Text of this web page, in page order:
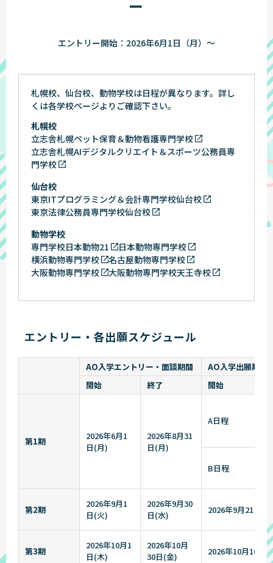
ー
エントリー開始：2026年6月1日（月）〜
札幌校、仙台校、動物学校は日程が異なります。詳し
くは各学校ページよりご確認下さい。
札幌校
立志舎札幌ペット保育＆動物看護専門学校
立志舎札幌AIデジタルクリエイト＆スポーツ公務員専
門学校
仙台校
東京ITプログラミング＆会計専門学校仙台校
東京法律公務員専門学校仙台校
動物学校
専門学校日本動物21
日本動物専門学校
横浜動物専門学校
名古屋動物専門学校
大阪動物専門学校
大阪動物専門学校天王寺校
エントリー・各出願スケジュール
AO入学エントリー・面談期間
AO入学出願期間
開始
終了 開始
第1期
2026年6月1
日(月)
2026年8月31
日(月)
A日程
B日程
第2期
2026年9月1
日(火)
2026年9月30
日(水)
2026年9月21日(
第3期
2026年10月1
日(木)
2026年10月
30日(金)
2026年10月16日(